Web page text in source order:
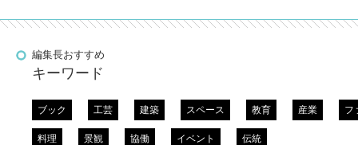
編集長おすすめ
キーワード
ブック 工芸 建築 スペース 教育 産業 フ
料理 景観 協働 イベント 伝統